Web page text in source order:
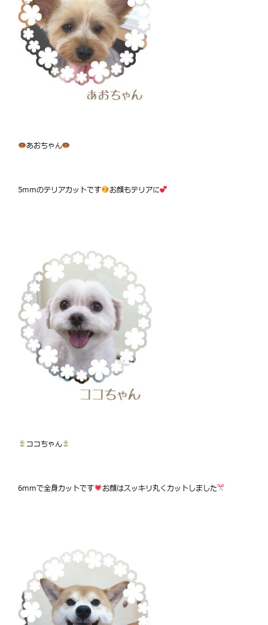
あおちゃん
5mmのテリアカットです お顔もテリアに
ココちゃん
6mmで全身カットです お顔はスッキリ丸くカットしました